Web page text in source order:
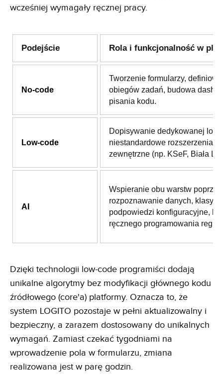
wcześniej wymagały ręcznej pracy.
Podejście Rola i funkcjonalność w
No-code
Tworzenie formularzy,
obiegów zadań, budowa
pisania kodu.
Low-code
Dopisywanie dedykowanej
niestandardowe rozszerzenia i
zewnętrzne (np. KSeF, Biała
AI
Wspieranie obu warstw
rozpoznawanie danych,
podpowiedzi konfiguracyjne,
ręcznego programowania reguł.
Dzięki technologii low-code programiści dodają
unikalne algorytmy bez modyfikacji głównego kodu
źródłowego (core'a) platformy. Oznacza to, że
system LOGITO pozostaje w pełni aktualizowalny i
bezpieczny, a zarazem dostosowany do unikalnych
wymagań. Zamiast czekać tygodniami na
wprowadzenie pola w formularzu, zmiana
realizowana jest w parę godzin.